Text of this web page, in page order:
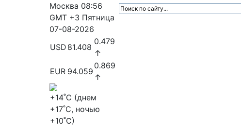
Москва 08:56
GMT +3 Пятница
07-08-2026
USD 81.408
0.479
↑
EUR 94.059
0.869
↑
+14˚C (днем
+17˚C, ночью
+10˚C)